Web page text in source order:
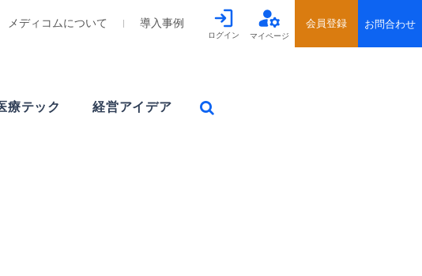
療テック 経営アイデア
メディコムについて 導入事例
ログイン マイページ